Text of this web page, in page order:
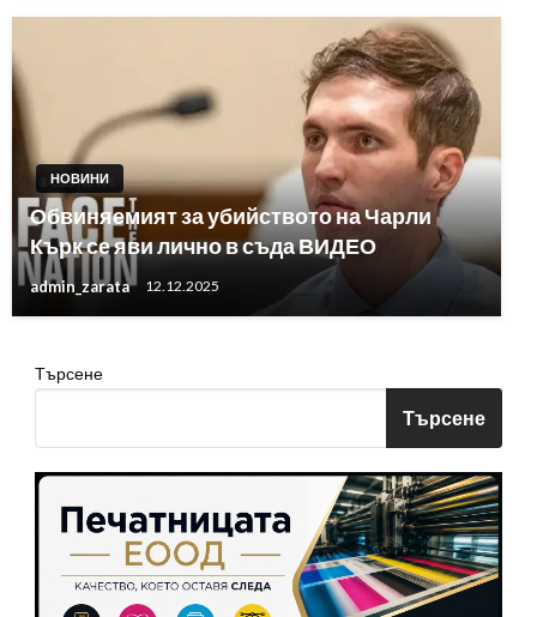
НОВИНИ
Обвиняемият за убийството на Чарли
Кърк се яви лично в съда ВИДЕО
admin_zarata 12.12.2025
Търсене
Търсене